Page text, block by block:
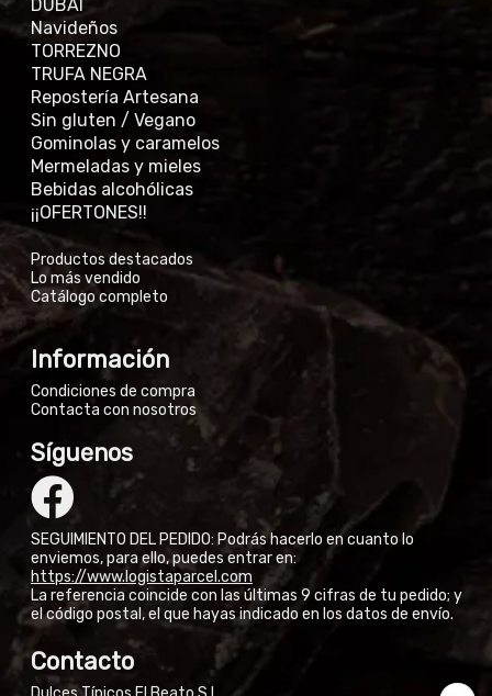
DUBÁI
Navideños
TORREZNO
TRUFA NEGRA
Repostería Artesana
Sin gluten / Vegano
Gominolas y caramelos
Mermeladas y mieles
Bebidas alcohólicas
¡¡OFERTONES!!
Productos destacados
Lo más vendido
Catálogo completo
Información
Condiciones de compra
Contacta con nosotros
Síguenos
SEGUIMIENTO DEL PEDIDO: Podrás hacerlo en cuanto lo
enviemos, para ello, puedes entrar en:
https://www.logistaparcel.com
La referencia coincide con las últimas 9 cifras de tu pedido; y
el código postal, el que hayas indicado en los datos de envío.
Contacto